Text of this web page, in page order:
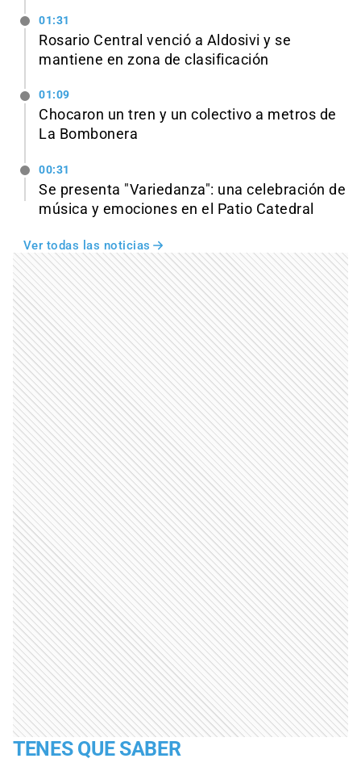
01:31
Rosario Central venció a Aldosivi y se
mantiene en zona de clasificación
01:09
Chocaron un tren y un colectivo a metros de
La Bombonera
00:31
Se presenta "Variedanza": una celebración de
música y emociones en el Patio Catedral
Ver todas las noticias
TENES QUE SABER